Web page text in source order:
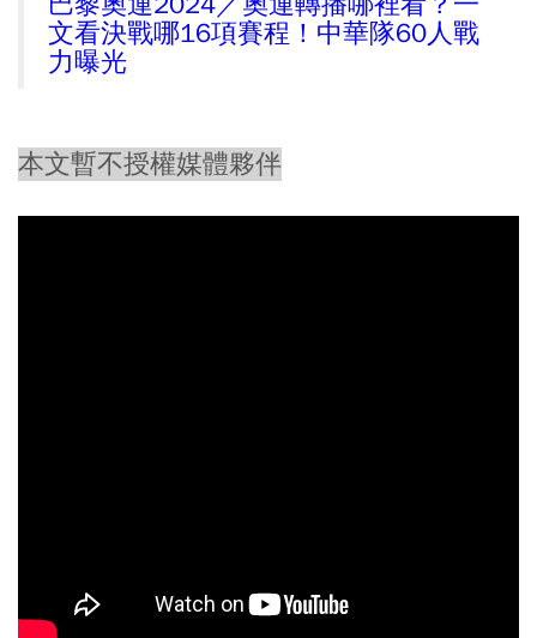
文看決戰哪16項賽程！中華隊60人戰
力曝光
本文暫不授權媒體夥伴